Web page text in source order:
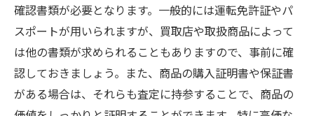
確認書類が必要となります。一般的には運転免許証やパ
スポートが用いられますが、買取店や取扱商品によって
は他の書類が求められることもありますので、事前に確
認しておきましょう。また、商品の購入証明書や保証書
がある場合は、それらも査定に持参することで、商品の